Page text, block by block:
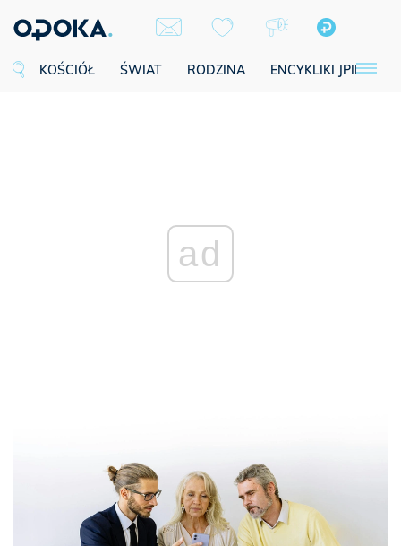
KOŚCIÓŁ ŚWIAT RODZINA ENCYKLIKI JPII
ad